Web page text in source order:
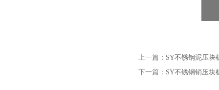
上一篇： SY不锈钢泥压块
下一篇： SY不锈钢销压块